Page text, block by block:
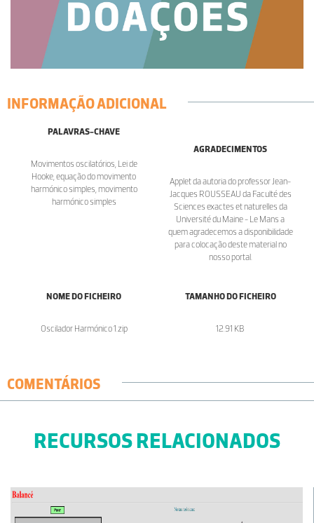
INFORMAÇÃO ADICIONAL
PALAVRAS-CHAVE
Movimentos oscilatórios, Lei de
Hooke, equação do movimento
harmónico simples, movimento
harmónico simples
AGRADECIMENTOS
Applet da autoria do professor Jean-
Jacques ROUSSEAU da Faculté des
Sciences exactes et naturelles da
Université du Maine - Le Mans a
quem agradecemos a disponibilidade
para colocação deste material no
nosso portal.
NOME DO FICHEIRO
Oscilador Harmónico 1.zip
TAMANHO DO FICHEIRO
12.91 KB
COMENTÁRIOS
RECURSOS RELACIONADOS